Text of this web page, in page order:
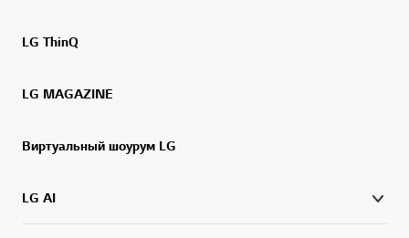
LG ThinQ
LG MAGAZINE
Виртуальный шоурум LG
LG AI